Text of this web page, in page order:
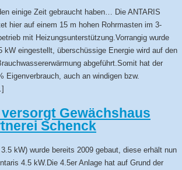
einige Zeit gebraucht haben… Die ANTARIS
hier auf einem 15 m hohen Rohrmasten im 3-
mit Heizungsunterstützung.Vorrangig wurde
kW eingestellt, überschüssige Energie wird auf den
abgeführt.Somit hat der
Eigenverbrauch, auch an windigen bzw.
versorgt Gewächshaus
Schenck
kW) wurde bereits 2009 gebaut, diese erhält nun
4.5 kW.Die 4.5er Anlage hat auf Grund der